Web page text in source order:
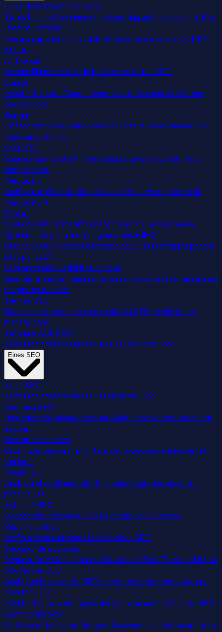
Eines de màrqueting amb IA
Totes les nostres eines de màrqueting amb IA en un sol lloc.
Prompt Tracking
Mesura i optimitza la visibilitat de la teva marca a ChatGPT i
a la IA.
AI Tracker
Mesura l'impacte real de la IA sobre el teu SEO.
Claude
Monitoritza com Claude menciona la teva marca i els teus
competidors.
Gemini
Descobreix com Gemini posiciona la teva marca davant els
teus competidors.
ChatGPT
Segueix com ChatGPT menciona la teva marca i els teus
competidors.
Perplexity
Analitza la visibilitat de la teva marca a les respostes de
Perplexity AI.
Copilot
Segueix com Microsoft Copilot menciona la teva marca.
Optimització per a motors generatius (GEO)
Què és el GEO, com es diferencia del SEO i tàctiques per ser
citat per la IA.
Com rastrejar la visibilitat en la IA
Guia pas a pas per mesurar la presència de la teva marca a les
respostes de la IA.
Termes d'IA
Glossari de termes de cerca amb IA i GEO, explicats de
manera clara.
Tutorials AI & GEO
Totes les nostres guies d'IA i GEO en un sol lloc.
Eines SEO
Eines SEO
Totes les nostres eines SEO en un sol lloc.
Auditoria SEO
Rastreja cada pàgina i obté un Audit Health Score global en
segons.
Gestor de tasques
Organitzar tasques i prioritats del projecte mai havia estat
tan fàcil.
Panell SEO
Analitza el rendiment del teu projecte gràcies al nostre
panell SEO.
Extensió SEO
Descobreix l'extensió SEO all-in-one de SEOcrawl.
Reporting SEO
Aprèn a crear i automatitzar informes SEO.
Seguidor de posicions
Segueix totes les paraules clau amb el Rank Tracker il·limitat.
Anotacions SEO
Analitza els resultats SEO de les teves implementacions.
Monitor SEO
Monitoritza tots els canvis del teu web amb el Monitor SEO.
Google Discover
Controla el trànsit de Google Discover en un dashboard fet a